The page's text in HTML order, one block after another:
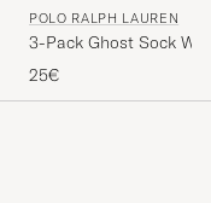
POLO RALPH LAUREN
3-Pack Ghost Sock
25€